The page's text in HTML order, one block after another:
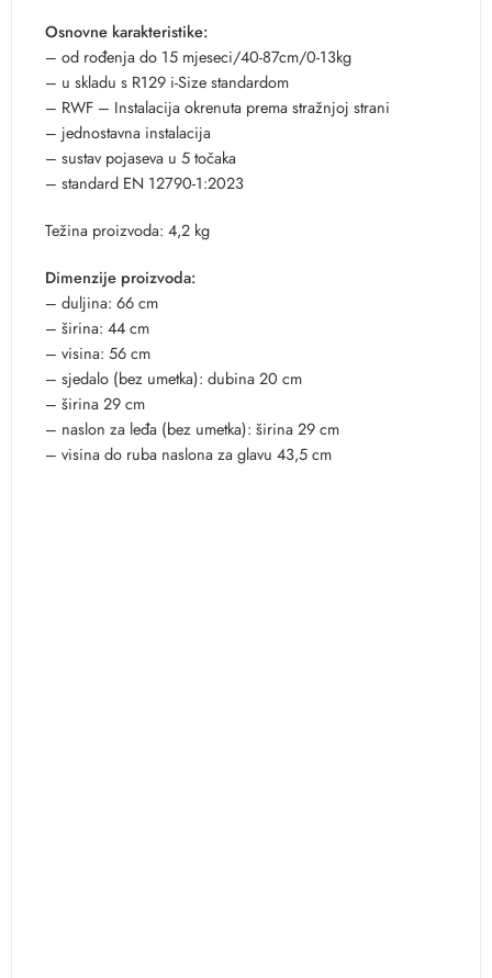
Osnovne karakteristike:
– od rođenja do 15 mjeseci/40-87cm/0-13kg
– u skladu s R129 i-Size standardom
– RWF – Instalacija okrenuta prema stražnjoj strani
– jednostavna instalacija
– sustav pojaseva u 5 točaka
– standard EN 12790-1:2023
Težina proizvoda: 4,2 kg
Dimenzije proizvoda:
– duljina: 66 cm
– širina: 44 cm
– visina: 56 cm
– sjedalo (bez umetka): dubina 20 cm
– širina 29 cm
– naslon za leđa (bez umetka): širina 29 cm
– visina do ruba naslona za glavu 43,5 cm